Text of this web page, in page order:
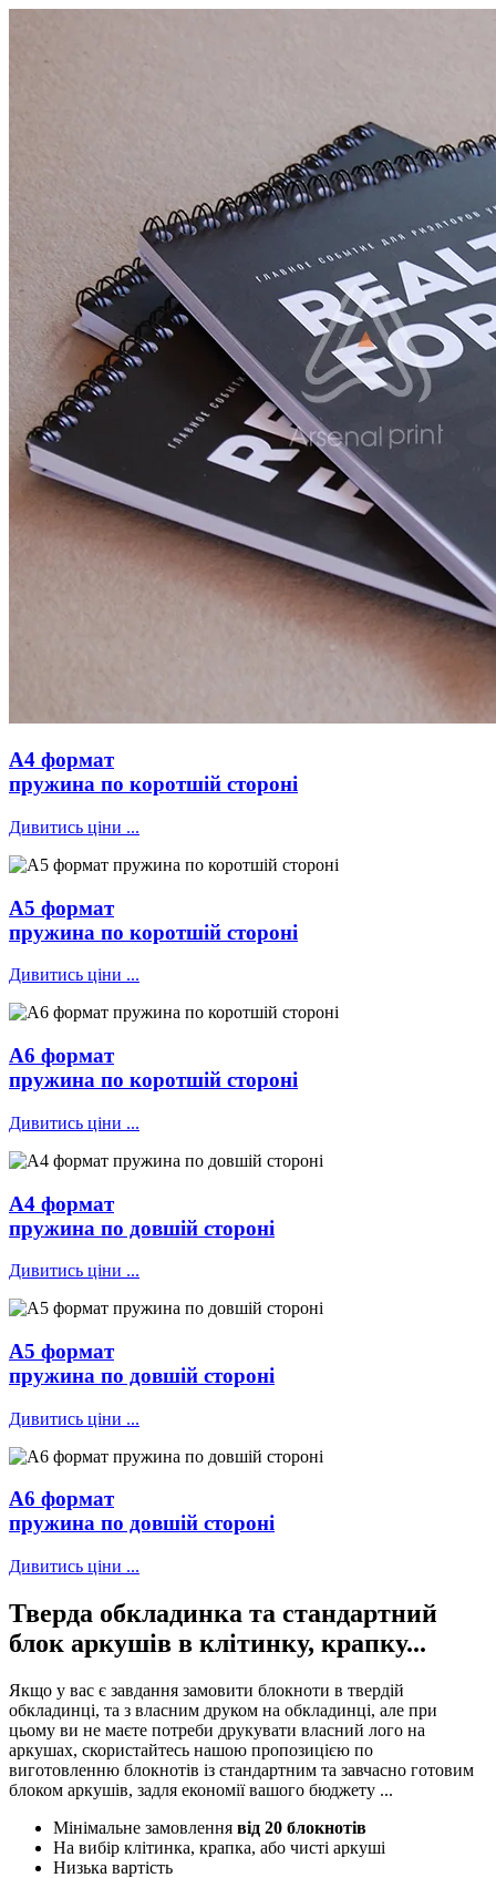
А4 формат
пружина по коротшій стороні
Дивитись ціни ...
А5 формат
пружина по коротшій стороні
Дивитись ціни ...
А6 формат
пружина по коротшій стороні
Дивитись ціни ...
А4 формат
пружина по довшій стороні
Дивитись ціни ...
А5 формат
пружина по довшій стороні
Дивитись ціни ...
А6 формат
пружина по довшій стороні
Дивитись ціни ...
Тверда обкладинка та стандартний
блок аркушів в клітинку, крапку...
Якщо у вас є завдання замовити блокноти в твердій
обкладинці, та з власним друком на обкладинці, але при
цьому ви не маєте потреби друкувати власний лого на
аркушах, скористайтесь нашою пропозицією по
виготовленню блокнотів із стандартним та завчасно готовим
блоком аркушів, задля економії вашого бюджету ...
Мінімальне замовлення від 20 блокнотів
На вибір клітинка, крапка, або чисті аркуші
Низька вартість